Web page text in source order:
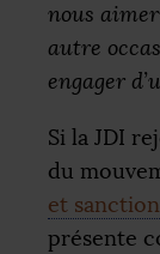
nous
autre
engager
Si la JDI
du
et
présente